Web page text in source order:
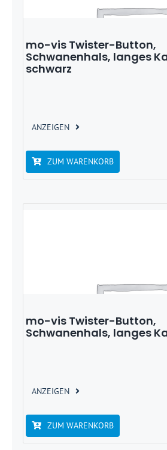
mo-vis Twister-Button,
Schwanenhals, langes
schwarz
ANZEIGEN
ZUM WARENKORB
mo-vis Twister-Button,
Schwanenhals, langes
ANZEIGEN
ZUM WARENKORB